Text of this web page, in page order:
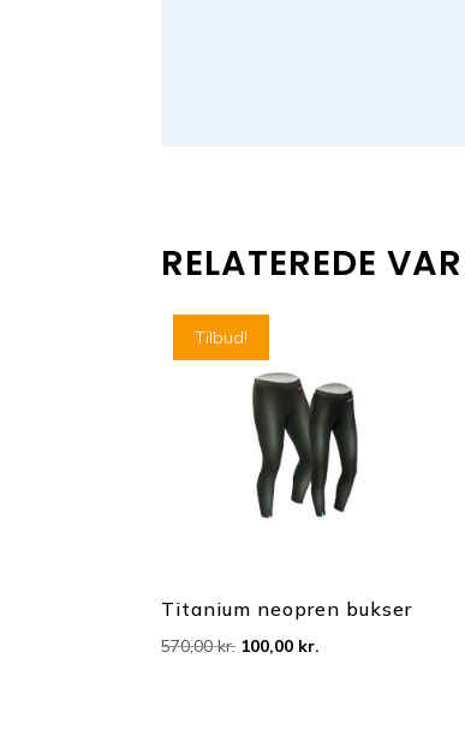
RELATEREDE
Tilbud!
Titanium neopren bukser
570,00kr. Den
100,00 kr.